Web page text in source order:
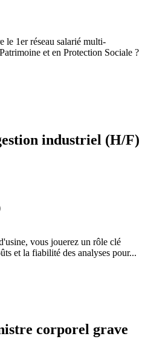
le 1er réseau salarié multi-
et en Protection Sociale ?
industriel (H/F)
vous jouerez un rôle clé
et la fiabilité des analyses pour...
corporel grave